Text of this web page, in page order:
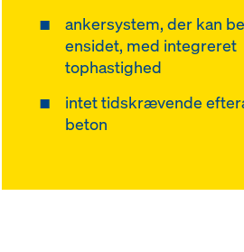
ankersystem, der kan
ensidet, med integreret
tophastighed
intet tidskrævende
beton